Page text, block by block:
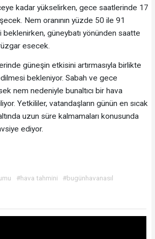
kadar yükselirken, gece saatlerinde 17
Nem oranının yüzde 50 ile 91
beklenirken, güneybatı yönünden saatte
esecek.
güneşin etkisini artırmasıyla birlikte
bekleniyor. Sabah ve gece
nem nedeniyle bunaltıcı bir hava
Yetkililer, vatandaşların günün en sıcak
uzun süre kalmamaları konusunda
ediyor.
#hava tahmini #bugünhavanasıl